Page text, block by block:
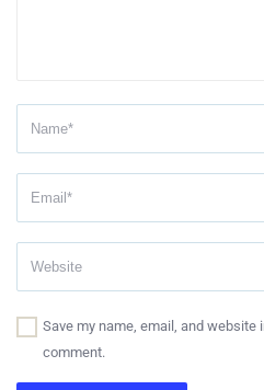
Save my name, email, and
comment.